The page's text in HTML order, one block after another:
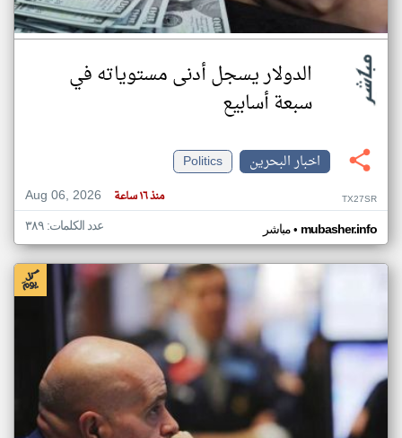
الدولار يسجل أدنى مستوياته في
سبعة أسابيع
اخبار البحرين
Politics
Aug 06, 2026
منذ ١٦ ساعة TX27SR
مباشر• mubasher.info عدد الكلمات: ٣٨٩